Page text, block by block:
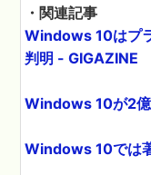
・関連記事
Windows 10はプ
判明 - GIGAZINE
Windows 10が2億
Windows 10では